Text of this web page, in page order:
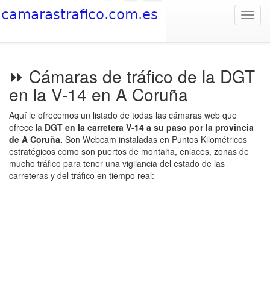
⏩ Cámaras de tráfico de la DGT
en la V-14 en A Coruña
Aquí le ofrecemos un listado de todas las cámaras web que
ofrece la DGT en la carretera V-14 a su paso por la provincia
de A Coruña. Son Webcam instaladas en Puntos Kilométricos
estratégicos como son puertos de montaña, enlaces, zonas de
mucho tráfico para tener una vigilancia del estado de las
carreteras y del tráfico en tiempo real: